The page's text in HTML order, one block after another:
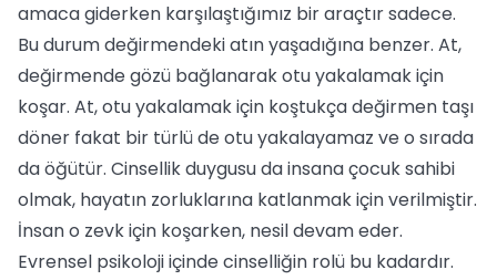
amaca giderken karşılaştığımız bir araçtır sadece.
Bu durum değirmendeki atın yaşadığına benzer. At,
değirmende gözü bağlanarak otu yakalamak için
koşar. At, otu yakalamak için koştukça değirmen taşı
döner fakat bir türlü de otu yakalayamaz ve o sırada
da öğütür. Cinsellik duygusu da insana çocuk sahibi
olmak, hayatın zorluklarına katlanmak için verilmiştir.
İnsan o zevk için koşarken, nesil devam eder.
Evrensel psikoloji içinde cinselliğin rolü bu kadardır.